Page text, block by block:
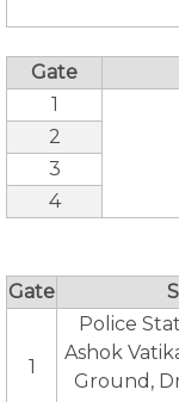
Gate
1
2
3
4
Gate
1
Police
Ashok
Ground,